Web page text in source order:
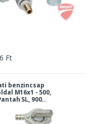
Ft
benzincsap
M16x1 - 500,
SL, 900